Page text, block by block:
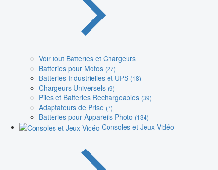
Voir tout Batteries et Chargeurs
Batteries pour Motos (27)
Batteries Industrielles et UPS (18)
Chargeurs Universels (9)
Piles et Batteries Rechargeables (39)
Adaptateurs de Prise (7)
Batteries pour Appareils Photo (134)
Consoles et Jeux Vidéo